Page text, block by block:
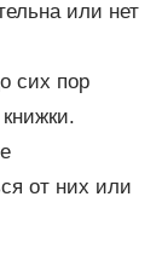
или нет
сих пор
от них или